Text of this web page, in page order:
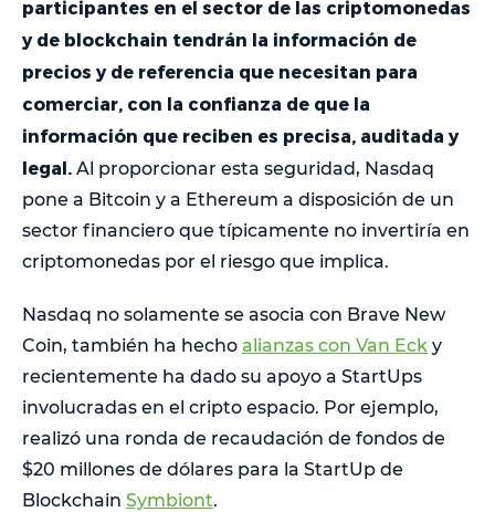
participantes en el sector de las criptomonedas
y de blockchain tendrán la información de
precios y de referencia que necesitan para
comerciar, con la confianza de que la
información que reciben es precisa, auditada y
legal. Al proporcionar esta seguridad, Nasdaq
pone a Bitcoin y a Ethereum a disposición de un
sector financiero que típicamente no invertiría en
criptomonedas por el riesgo que implica.
Nasdaq no solamente se asocia con Brave New
Coin, también ha hecho alianzas con Van Eck y
recientemente ha dado su apoyo a StartUps
involucradas en el cripto espacio. Por ejemplo,
realizó una ronda de recaudación de fondos de
$20 millones de dólares para la StartUp de
Blockchain Symbiont.